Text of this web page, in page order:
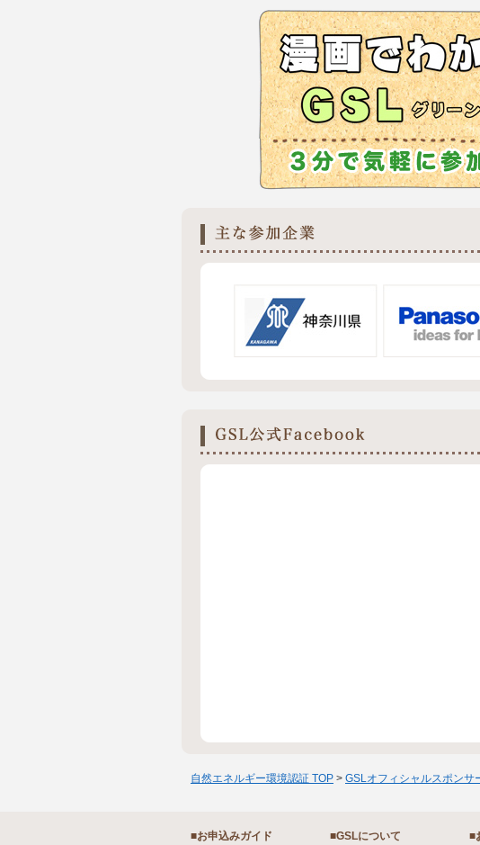
自然エネルギー環境認証 TOP > GSLオフィシャルスポンサ
■お申込みガイド ■GSLについて ■